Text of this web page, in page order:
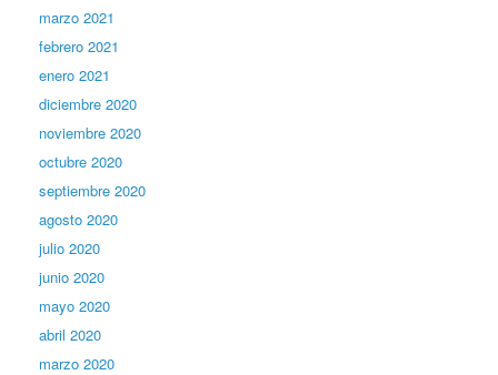
marzo 2021
febrero 2021
enero 2021
diciembre 2020
noviembre 2020
octubre 2020
septiembre 2020
agosto 2020
julio 2020
junio 2020
mayo 2020
abril 2020
marzo 2020